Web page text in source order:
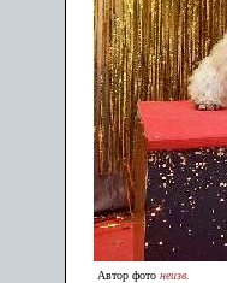
Автор фото неизв.